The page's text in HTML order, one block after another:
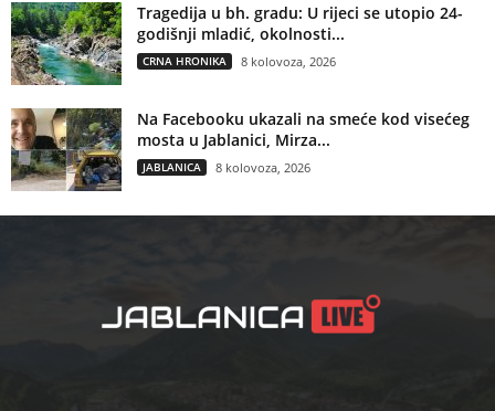
Tragedija u bh. gradu: U rijeci se utopio 24-
godišnji mladić, okolnosti...
CRNA HRONIKA 8 kolovoza, 2026
Na Facebooku ukazali na smeće kod visećeg
mosta u Jablanici, Mirza...
JABLANICA 8 kolovoza, 2026